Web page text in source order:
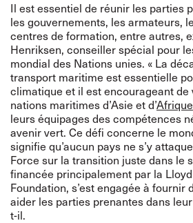
Il est essentiel de réunir les parties
les gouvernements, les armateurs,
centres de formation, entre autres,
Henriksen, conseiller spécial pour
mondial des Nations unies. « La
transport maritime est essentielle
climatique et il est encourageant de
nations maritimes d’Asie et d’Afrique
leurs équipages des compétences
avenir vert. Ce défi concerne le
signifie qu’aucun pays ne s’y
Force sur la transition juste dans le
financée principalement par la
Foundation, s’est engagée à fournir
aider les parties prenantes dans
t-il.